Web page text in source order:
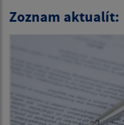
Zoznam aktualít: